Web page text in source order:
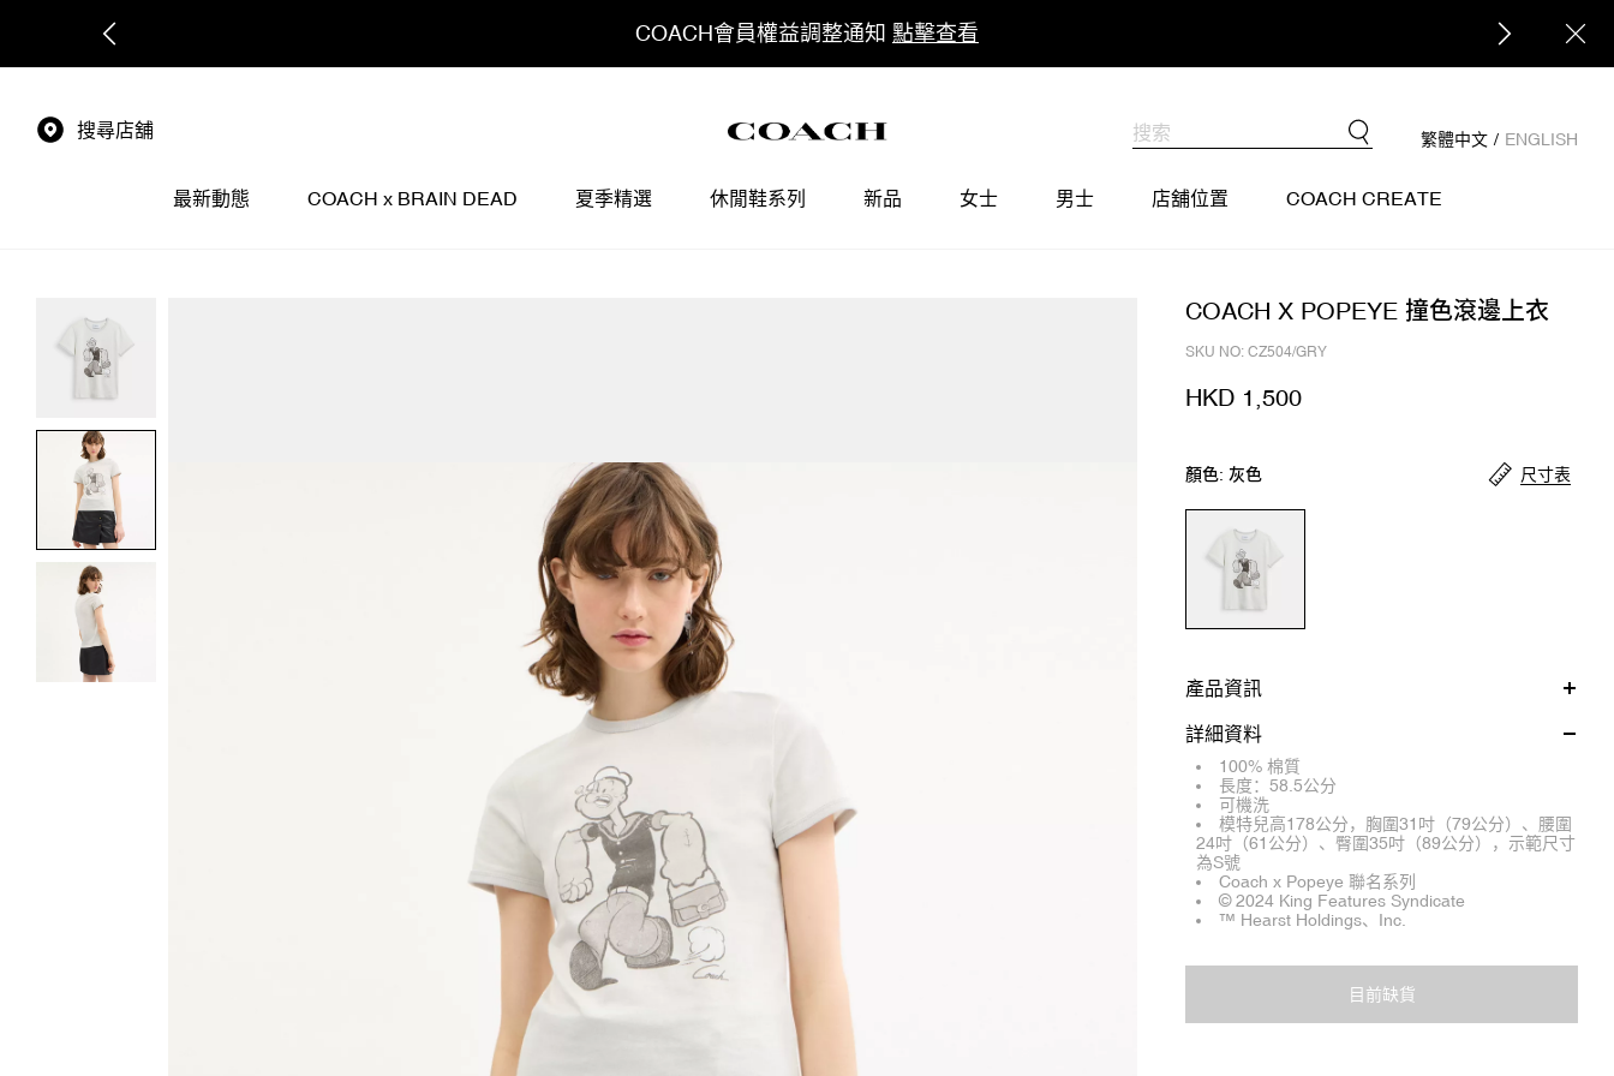
COACH會員權益調整通知 點擊查看
搜尋店舖 繁體中文 / ENGLISH
最新動態 COACH x BRAIN DEAD 夏季精選 休閒鞋系列 新品 女士 男士 店舖位置 COACH CREATE
COACH X POPEYE 撞色滾邊上衣
SKU NO: CZ504/GRY
HKD 1,500
顏色: 灰色 尺寸表
產品資訊
詳細資料
100% 棉質
長度：58.5公分
可機洗
模特兒高178公分，胸圍31吋（79公分）、腰圍
24吋（61公分）、臀圍35吋（89公分），示範尺寸
為S號
Coach x Popeye 聯名系列
© 2024 King Features Syndicate
™ Hearst Holdings、Inc.
目前缺貨